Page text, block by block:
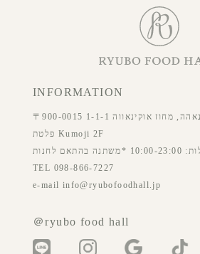
INFORMATION
העיר נאהה, מחוז אוקינאווה
פלטת Kumoji 2F
לחנות
TEL 098-866-7227
e-mail info@ryubofoodhall.jp
＠ryubo food hall